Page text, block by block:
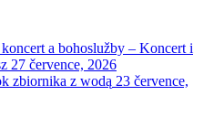
a bohoslužby – Koncert i
27 července, 2026
zbiornika z wodą 23 července,